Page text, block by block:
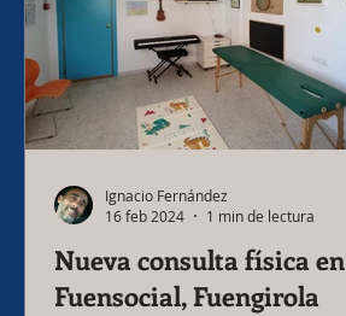
Nueva consulta física en
Fuensocial, Fuengirola
Ignacio Fernández
16 feb 2024
1 min de lectura